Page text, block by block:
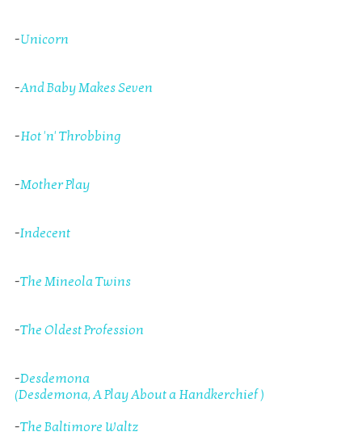
-Unicorn
-And Baby Makes Seven
-Hot 'n' Throbbing
-Mother Play
-Indecent
-The Mineola Twins
-The Oldest Profession
-Desdemona
(Desdemona, A Play About a Handkerchief )
-The Baltimore Waltz